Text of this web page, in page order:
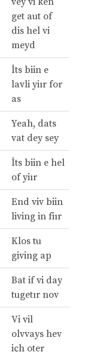
get aut of
dis hel vi
meyd
İts biin e
lavli yiır for
as
Yeah, dats
vat dey sey
İts biin e hel
of yiır
End viv biin
living in fiır
Klos tu
giving ap
Bat if vi day
tugetır nov
Vi vil
olvvays hev
içh oter